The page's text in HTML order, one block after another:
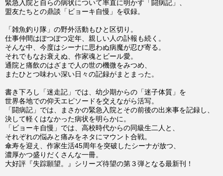
緊急入院と自らの病状について率直に明かす「闘病記」、
盟友たちとの鼎談「ビョーキ自慢」を収録。
「雑魚釣り隊」の野外活動もひと区切り。
仕事仲間はぽつぽつ定年、親しい人の訃報も続く。
そんな中、今度はシーナに思わぬ病魔が忍び寄る。
それでもなお衰えぬ、作家魂とビール愛。
通院と痛飲のはざまで人の世の機微をみつめ、
またひとつ味わい深い日々の記録がまとまった。
書き下ろし「迷走記」では、幼少期からの「迷子体質」を
世界各地での仰天エピソードを交えながら活写。
「闘病記」では、まさかの緊急入院とその前後の出来事を記録し、
決して軽くはなかった病状を明らかに。
「ビョーキ自慢」では、高校時代からの同級生二人と、
それぞれの悩みと痛みをネタにマウント合戦。
傘寿を迎え、作家生活45周年を突破したシーナが放つ、
濃厚かつ盛りだくさんな一冊。
大好評『失踪願望。』シリーズ待望の第３弾となる最新刊！